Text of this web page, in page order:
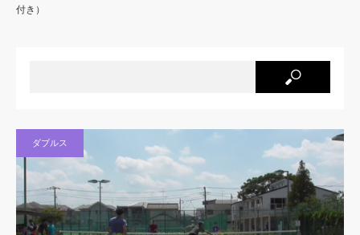
付き）
ダブルス